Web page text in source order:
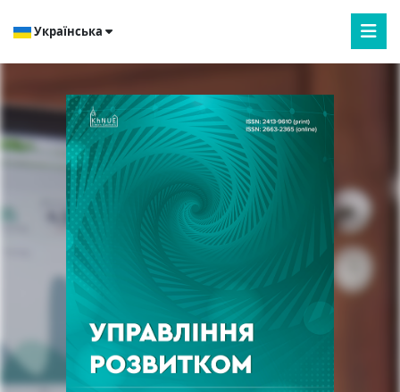
Українська